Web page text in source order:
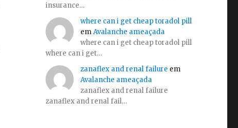
insurance…
where can i get cheap toradol pill
emAvalanche ameaçada
where can i get cheap toradol pill
where can i get…
zanaflex and renal failure em
Avalanche ameaçada
zanaflex and renal failure
zanaflex and renal fail…